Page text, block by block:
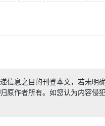
信息之目的刊登本文，若未明
原作者所有。如您认为内容侵